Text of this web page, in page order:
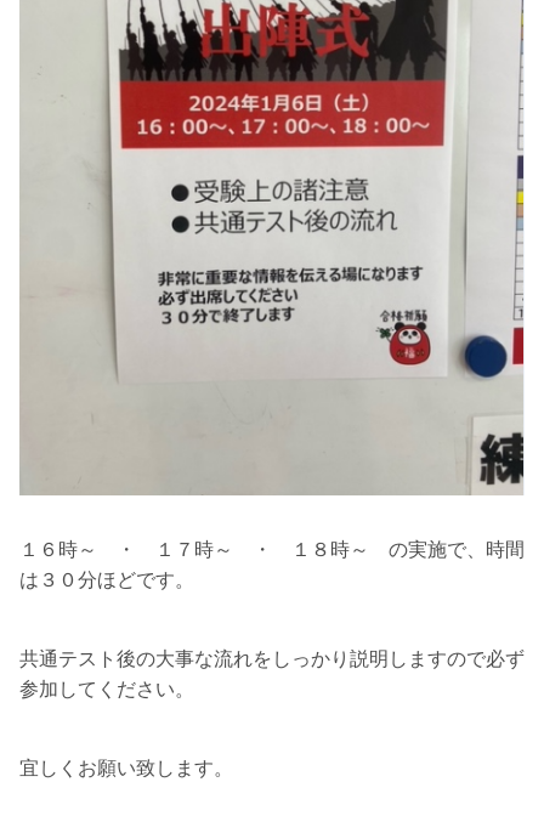
１６時～ ・ １７時～ ・ １８時～ の実施で、時間
は３０分ほどです。
共通テスト後の大事な流れをしっかり説明しますので必ず
参加してください。
宜しくお願い致します。